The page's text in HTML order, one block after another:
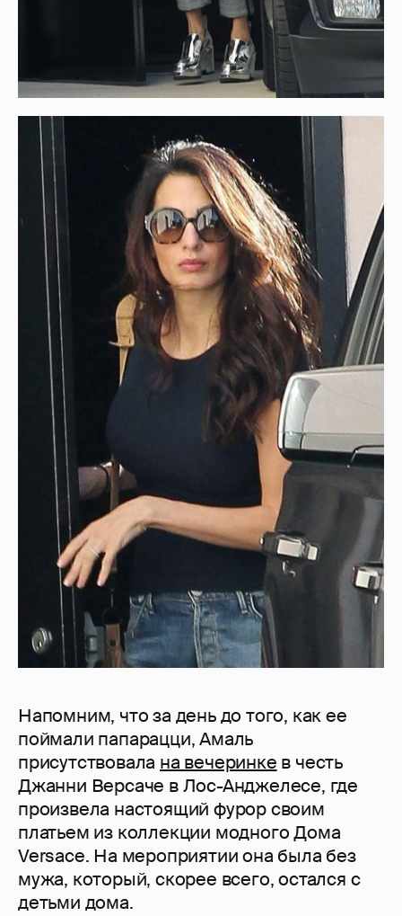
Напомним, что за день до того, как ее
поймали папарацци, Амаль
присутствовала на вечеринке в честь
Джанни Версаче в Лос-Анджелесе, где
произвела настоящий фурор своим
платьем из коллекции модного Дома
Versace. На мероприятии она была без
мужа, который, скорее всего, остался с
детьми дома.